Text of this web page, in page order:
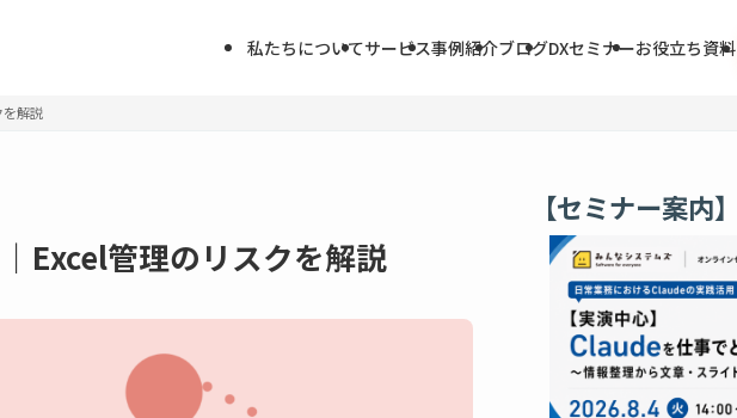
私たちについてサービス事例紹介ブログDXセミナーお役立ち資料
解説
Excel管理のリスクを解説
【セミナー案内】